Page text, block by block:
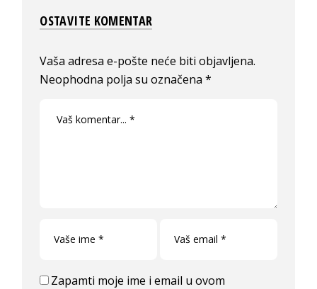
OSTAVITE KOMENTAR
Vaša adresa e-pošte neće biti objavljena.
Neophodna polja su označena*
Zapamti moje ime i email u ovom